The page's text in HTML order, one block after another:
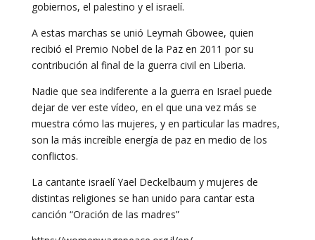
gobiernos, el palestino y el israelí.
A estas marchas se unió Leymah Gbowee, quien
recibió el Premio Nobel de la Paz en 2011 por su
contribución al final de la guerra civil en Liberia.
Nadie que sea indiferente a la guerra en Israel puede
dejar de ver este vídeo, en el que una vez más se
muestra cómo las mujeres, y en particular las madres,
son la más increíble energía de paz en medio de los
conflictos.
La cantante israelí Yael Deckelbaum y mujeres de
distintas religiones se han unido para cantar esta
canción “Oración de las madres”